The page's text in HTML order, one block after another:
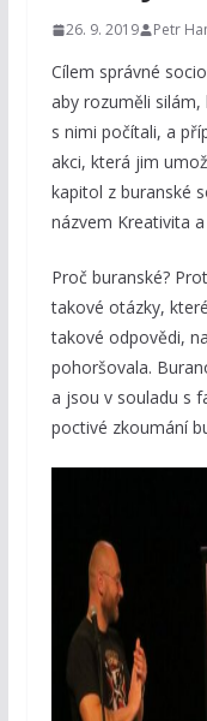
26. 9. 2019 Petr
Cílem správné
aby rozuměli
s nimi počítali, a
akci, která jim
kapitol z buranské
názvem Kreativita
Proč buranské?
takové otázky,
takové odpovědi,
pohoršovala.
a jsou v souladu s
poctivé zkoumání